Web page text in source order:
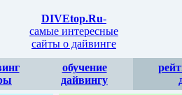
DIVEtop.Ru-
самые интересные
сайты о дайвинге
обучение
дайвингу